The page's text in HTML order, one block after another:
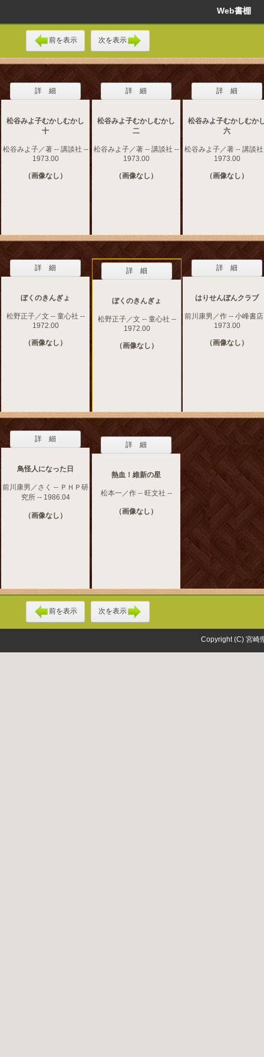
Web書棚
前を表示 次を表示
詳 細
松谷みよ子むかしむかし
十
松谷みよ子／著 -- 講談社 --
1973.00
（画像なし）
詳 細
松谷みよ子むかしむかし
二
松谷みよ子／著 -- 講談社 --
1973.00
（画像なし）
詳 細
松谷みよ子むかしむか
六
松谷みよ子／著 -- 講談
1973.00
（画像なし）
詳 細
ぼくのきんぎょ
松野正子／文 -- 童心社 --
1972.00
（画像なし）
詳 細
ぼくのきんぎょ
松野正子／文 -- 童心社 --
1972.00
（画像なし）
詳 細
はりせんぼんクラブ
前川康男／作 -- 小峰書
1973.00
（画像なし）
詳 細
鳥怪人になった日
前川康男／さく -- ＰＨＰ研
究所 -- 1986.04
（画像なし）
詳 細
熱血！維新の星
松本一／作 -- 旺文社 --
（画像なし）
前を表示 次を表示
Copyright (C) 宮崎